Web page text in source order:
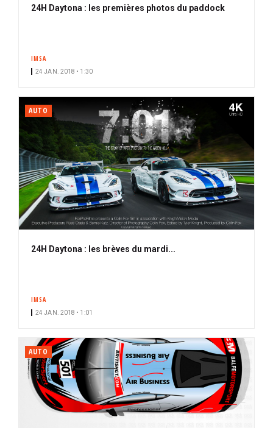
24H Daytona : les premières photos du paddock
IMSA
24 JAN. 2018 • 1:30
AUTO
24H Daytona : les brèves du mardi...
IMSA
24 JAN. 2018 • 1:01
AUTO